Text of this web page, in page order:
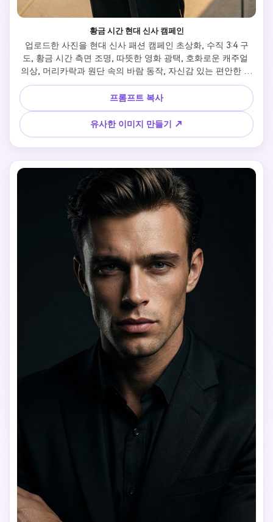
황금 시간 현대 신사 캠페인
업로드한 사진을 현대 신사 패션 캠페인 초상화, 수직 3:4 구
도, 황금 시간 측면 조명, 따뜻한 영화 광택, 호화로운 캐주얼
의상, 머리카락과 원단 속의 바람 동작, 자신감 있는 편안한 포
즈, 얕은 초점 배경, 영화 촬영 색조, 프리미엄 남성복 광고 스
타일, 초사실적
프롬프트 복사
유사한 이미지 만들기 ↗